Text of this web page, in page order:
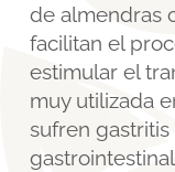
de almendras
facilitan el
estimular el
muy utilizada
sufren